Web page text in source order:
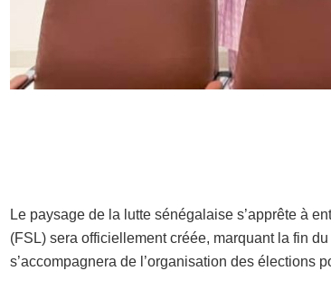
Le paysage de la lutte sénégalaise s’apprête à
(FSL) sera officiellement créée, marquant la fin
s’accompagnera de l’organisation des élections